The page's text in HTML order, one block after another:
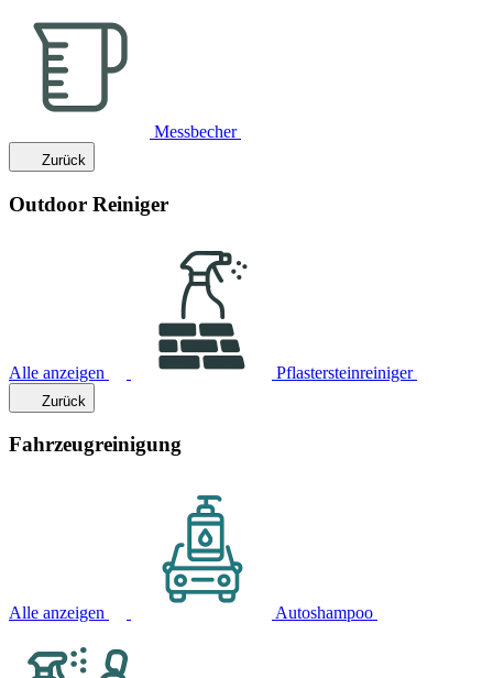
Messbecher
Zurück
Outdoor Reiniger
Alle anzeigen Pflastersteinreiniger
Zurück
Fahrzeugreinigung
Alle anzeigen Autoshampoo